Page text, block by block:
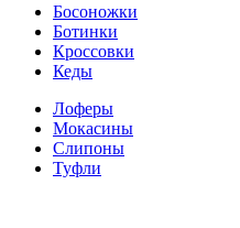
Босоножки
Ботинки
Кроссовки
Кеды
Лоферы
Мокасины
Слипоны
Туфли